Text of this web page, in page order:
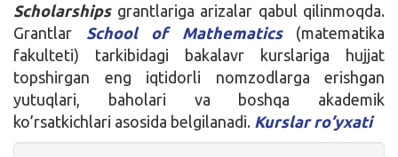
Scholarships grantlariga arizalar qabul qilinmoqda.
Grantlar School of Mathematics(matematika
fakulteti) tarkibidagi bakalavr kurslariga hujjat
topshirgan eng iqtidorli nomzodlarga erishgan
yutuqlari, baholari va boshqa akademik
ko’rsatkichlari asosida belgilanadi. Kurslar ro’yxati